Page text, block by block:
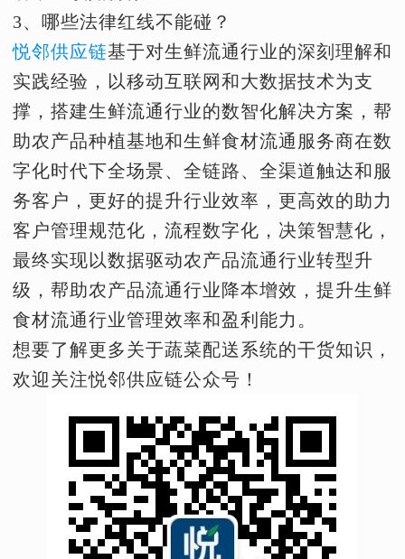
3、哪些法律红线不能碰？
悦邻供应链基于对生鲜流通行业的深刻理解和
实践经验，以移动互联网和大数据技术为支
撑，搭建生鲜流通行业的数智化解决方案，帮
助农产品种植基地和生鲜食材流通服务商在数
字化时代下全场景、全链路、全渠道触达和服
务客户，更好的提升行业效率，更高效的助力
客户管理规范化，流程数字化，决策智慧化，
最终实现以数据驱动农产品流通行业转型升
级，帮助农产品流通行业降本增效，提升生鲜
食材流通行业管理效率和盈利能力。
想要了解更多关于蔬菜配送系统的干货知识，
欢迎关注悦邻供应链公众号！